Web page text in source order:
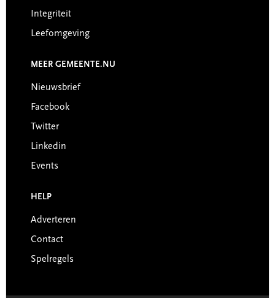
Integriteit
Leefomgeving
MEER GEMEENTE.NU
Nieuwsbrief
Facebook
Twitter
Linkedin
Events
HELP
Adverteren
Contact
Spelregels